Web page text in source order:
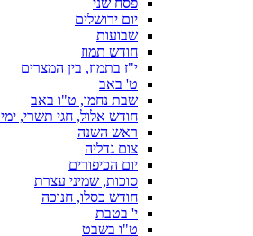
פסח שני
יום ירושלים
שבועות
חודש תמוז
י"ז בתמוז, בין המצרים
ט' באב
שבת נחמו, ט"ו באב
חודש אלול, חגי תשרי,
ראש השנה
צום גדליה
יום הכיפורים
סוכות, שמיני עצרת
חודש כסלו, חנוכה
י' בטבת
ט"ו בשבט